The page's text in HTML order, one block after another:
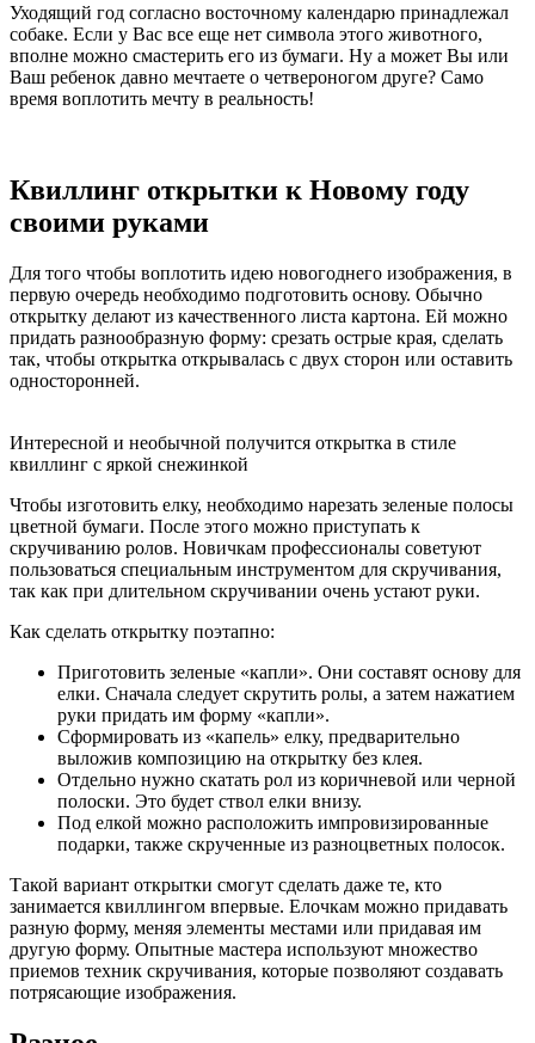
Уходящий год согласно восточному календарю принадлежал
собаке. Если у Вас все еще нет символа этого животного,
вполне можно смастерить его из бумаги. Ну а может Вы или
Ваш ребенок давно мечтаете о четвероногом друге? Само
время воплотить мечту в реальность!
Квиллинг открытки к Новому году
своими руками
Для того чтобы воплотить идею новогоднего изображения, в
первую очередь необходимо подготовить основу. Обычно
открытку делают из качественного листа картона. Ей можно
придать разнообразную форму: срезать острые края, сделать
так, чтобы открытка открывалась с двух сторон или оставить
односторонней.
Интересной и необычной получится открытка в стиле
квиллинг с яркой снежинкой
Чтобы изготовить елку, необходимо нарезать зеленые полосы
цветной бумаги. После этого можно приступать к
скручиванию ролов. Новичкам профессионалы советуют
пользоваться специальным инструментом для скручивания,
так как при длительном скручивании очень устают руки.
Как сделать открытку поэтапно:
Приготовить зеленые «капли». Они составят основу для
елки. Сначала следует скрутить ролы, а затем нажатием
руки придать им форму «капли».
Сформировать из «капель» елку, предварительно
выложив композицию на открытку без клея.
Отдельно нужно скатать рол из коричневой или черной
полоски. Это будет ствол елки внизу.
Под елкой можно расположить импровизированные
подарки, также скрученные из разноцветных полосок.
Такой вариант открытки смогут сделать даже те, кто
занимается квиллингом впервые. Елочкам можно придавать
разную форму, меняя элементы местами или придавая им
другую форму. Опытные мастера используют множество
приемов техник скручивания, которые позволяют создавать
потрясающие изображения.